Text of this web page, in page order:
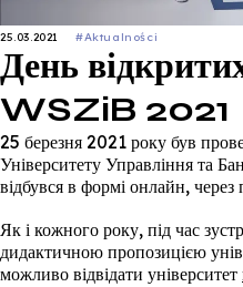
25.03.2021 #Aktualności
День
WSZiB 2021
25 березня 2021 року був
Університету Управління та
відбувся в формі онлайн,
Як і кожного року, під час
дидактичною пропозицією
можливо відвідати університет